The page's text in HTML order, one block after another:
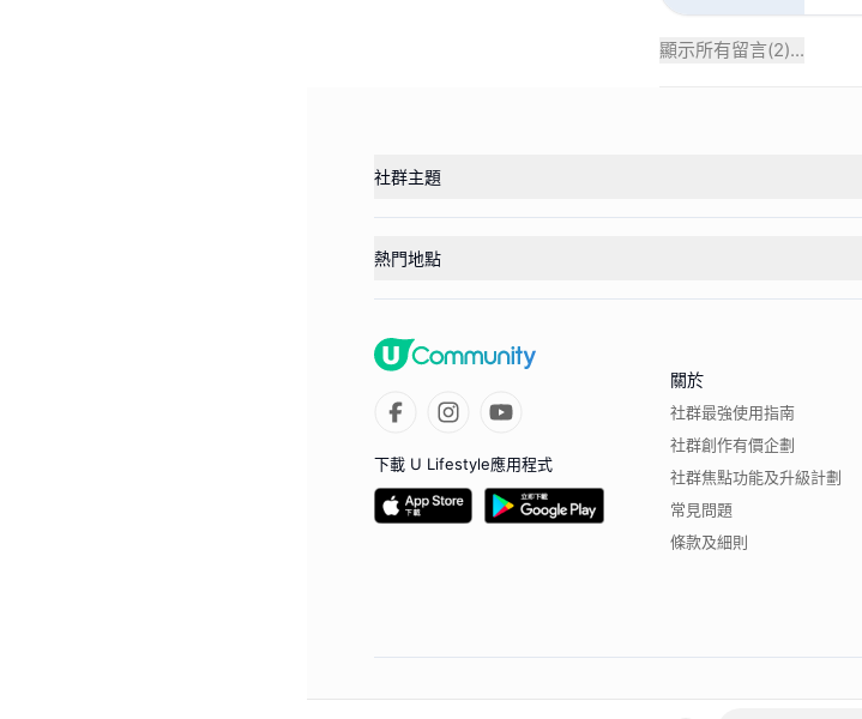
顯示所有留言(2)...
社群主題
熱門地點
下載 U Lifestyle應用程式
關於
社群最強使用指南
社群創作有價企劃
社群焦點功能及升級計劃
常見問題
條款及細則